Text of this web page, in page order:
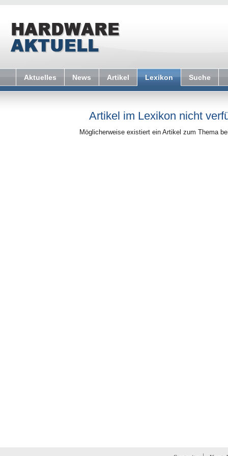
Aktuelles News Artikel Lexikon Suche
Artikel im Lexikon nicht
Möglicherweise existiert ein Artikel zum Thema